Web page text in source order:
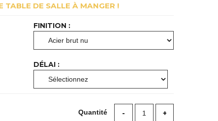
TABLE DE SALLE À MANGER !
FINITION :
DÉLAI :
Quantité